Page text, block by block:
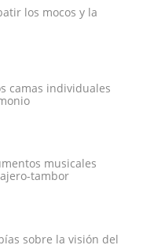
los mocos y la
camas individuales
musicales
tambor
sobre la visión del